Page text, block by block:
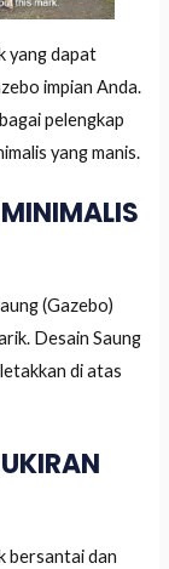
yang dapat
impian Anda.
pelengkap
yang manis.
(Gazebo)
Desain Saung
di atas
bersantai dan